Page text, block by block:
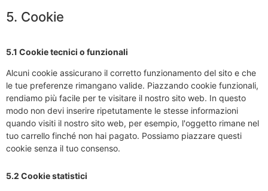
5. Cookie
5.1 Cookie tecnici o funzionali
Alcuni cookie assicurano il corretto funzionamento del sito e che
le tue preferenze rimangano valide. Piazzando cookie funzionali,
rendiamo più facile per te visitare il nostro sito web. In questo
modo non devi inserire ripetutamente le stesse informazioni
quando visiti il nostro sito web, per esempio, l'oggetto rimane nel
tuo carrello finché non hai pagato. Possiamo piazzare questi
cookie senza il tuo consenso.
5.2 Cookie statistici